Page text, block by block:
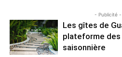
- Publicité -
Les gîtes de
plateforme
saisonnière